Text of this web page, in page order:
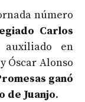
número
Carlos
en
Óscar Alonso
ganó
de Juanjo.